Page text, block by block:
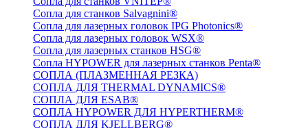
Сопла для станков Salvagnini®
Сопла для лазерных головок IPG Photonics®
Сопла для лазерных головок WSX®
Сопла для лазерных станков HSG®
Сопла HYPOWER для лазерных станков Penta®
СОПЛА (ПЛАЗМЕННАЯ РЕЗКА)
СОПЛА ДЛЯ THERMAL DYNAMICS®
СОПЛА ДЛЯ ESAB®
СОПЛА HYPOWER ДЛЯ HYPERTHERM®
СОПЛА ДЛЯ KJELLBERG®